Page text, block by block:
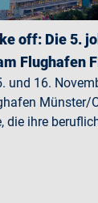
off: Die 5.
Flughafen
und 16.
Münster/
die ihre